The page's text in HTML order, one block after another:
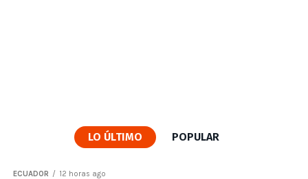
LO ÚLTIMO POPULAR
ECUADOR 12 horas ago